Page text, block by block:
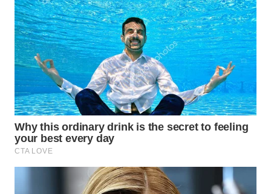
NEWS
WAHANA
TANI
WAHANA
ADVOKAT
WAHANA
INFRASTRUKTUR